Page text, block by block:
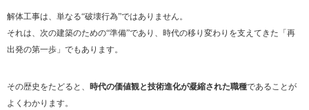
解体工事は、単なる“破壊行為”ではありません。
それは、次の建築のための“準備”であり、時代の移り変わりを支えてきた「再
出発の第一歩」でもあります。
その歴史をたどると、 時代の価値観と技術進化が凝縮された職種であることが
よくわかります。